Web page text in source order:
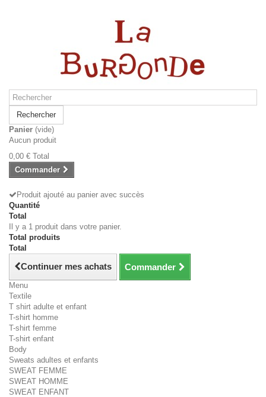
Rechercher
Panier (vide)
Aucun produit
0,00 € Total
Commander
Produit ajouté au panier avec succès
Quantité
Total
Il y a 1 produit dans votre panier.
Total produits
Total
Continuer mes achats Commander
Menu
Textile
T shirt adulte et enfant
T-shirt homme
T-shirt femme
T-shirt enfant
Body
Sweats adultes et enfants
SWEAT FEMME
SWEAT HOMME
SWEAT ENFANT